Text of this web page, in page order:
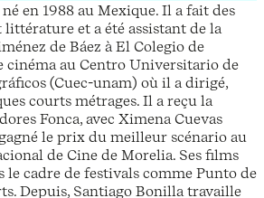
en 1988 au Mexique. Il a fait des
littérature et a été assistant de la
de Báez à El Colegio de
cinéma au Centro Universitario de
(Cuec-unam) où il a dirigé,
courts métrages. Il a reçu la
Fonca, avec Ximena Cuevas
le prix du meilleur scénario au
de Cine de Morelia. Ses films
le cadre de festivals comme Punto de
Depuis, Santiago Bonilla travaille